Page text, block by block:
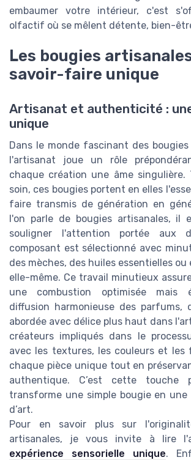
embaumer votre intérieur, c'est
olfactif où se mêlent détente, bien-
Les bougies
savoir-faire unique
Artisanat et authenticité :
unique
Dans le monde fascinant des
l'artisanat joue un rôle
chaque création une âme singulière.
soin, ces bougies portent en elles
faire transmis de génération en
l'on parle de bougies artisanales, il
souligner l'attention portée aux
composant est sélectionné avec
des mèches, des huiles essentielles ou
elle-même. Ce travail minutieux
une combustion optimisée mais
diffusion harmonieuse des parfums,
abordée avec délice plus haut dans
créateurs impliqués dans le
avec les textures, les couleurs et les
chaque pièce unique tout en
authentique. C’est cette touche
transforme une simple bougie en
d’art.
Pour en savoir plus sur
artisanales, je vous invite à lire
expérience sensorielle unique.